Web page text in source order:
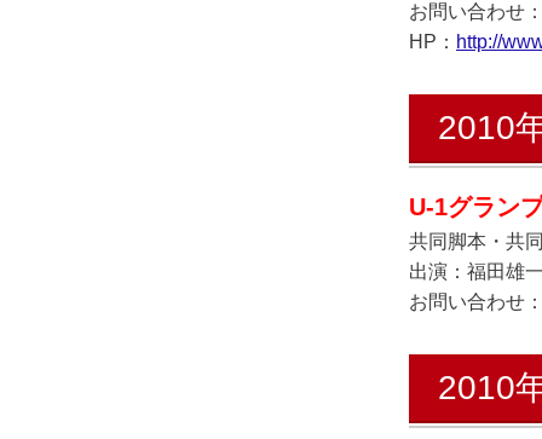
お問い合わせ
HP： http://
2010
U-1グラン
共同脚本・共
出演：福田雄
お問い合わせ
2010